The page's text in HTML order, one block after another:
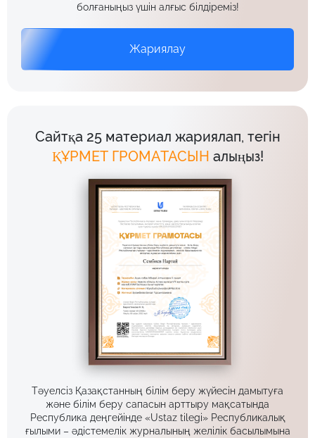
болғаныңыз үшін алғыс білдіреміз!
Жариялау
Сайтқа 25 материал жариялап, тегін
ҚҰРМЕТ ГРОМАТАСЫН алыңыз!
Тәуелсіз Қазақстанның білім беру жүйесін дамытуға
және білім беру сапасын арттыру мақсатында
Республика деңгейінде «Ustaz tilegi» Республикалық
ғылыми – әдістемелік журналының желілік басылымына